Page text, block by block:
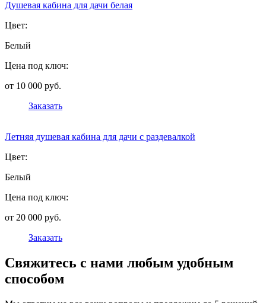
Душевая кабина для дачи белая
Цвет:
Белый
Цена под ключ:
от 10 000 руб.
Заказать
Летняя душевая кабина для дачи с раздевалкой
Цвет:
Белый
Цена под ключ:
от 20 000 руб.
Заказать
Свяжитесь с нами любым удобным
способом